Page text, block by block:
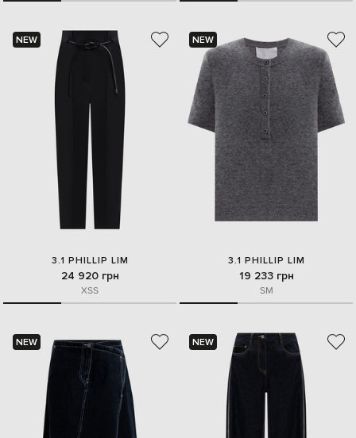
NEW
3.1 PHILLIP LIM
24 920 грн
XSS
NEW
3.1 PHILLIP LIM
19 233 грн
SM
NEW NEW